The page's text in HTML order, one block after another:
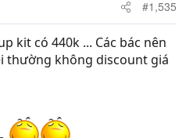
#1,535
kit có 440k ... Các bác nên
thường không discount giá